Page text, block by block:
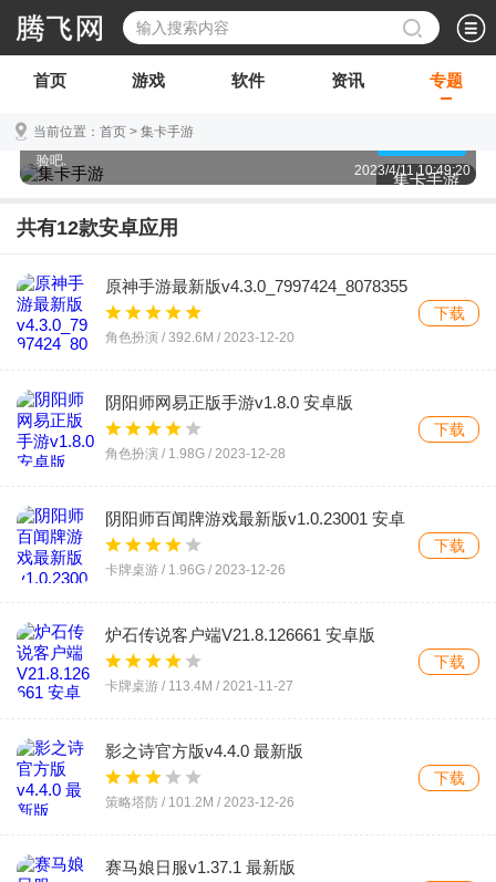
首页 游戏 软件 资讯 专题
当前位置： 首页 > 集卡手游
集卡手游
水浒集卡游戏,所罗门集卡游戏,美人集卡游戏,集卡游
戏看运气,ios集卡游戏,集卡也就是集成卡牌的简称,很
多小伙伴非常享受收集卡牌的乐趣,在玩游戏的时候不
要体验集卡的乐趣吗?下载集卡手游进行卡牌收集体
验吧.
2023/4/11 10:49:20
共有12款安卓应用
原神手游最新版v4.3.0_7997424_8078355
安卓版
角色扮演 / 392.6M / 2023-12-20
下载
阴阳师网易正版手游v1.8.0 安卓版
角色扮演 / 1.98G / 2023-12-28
下载
阴阳师百闻牌游戏最新版v1.0.23001 安卓
版
卡牌桌游 / 1.96G / 2023-12-26
下载
炉石传说客户端V21.8.126661 安卓版
卡牌桌游 / 113.4M / 2021-11-27
下载
影之诗官方版v4.4.0 最新版
策略塔防 / 101.2M / 2023-12-26
下载
赛马娘日服v1.37.1 最新版